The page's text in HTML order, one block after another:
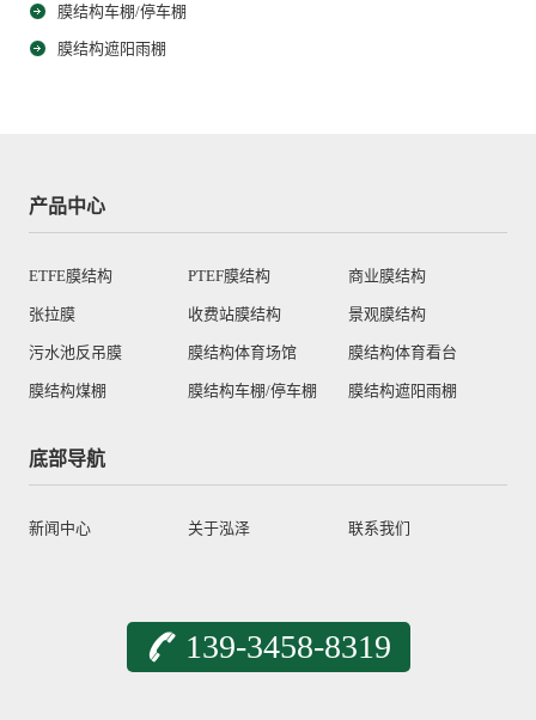
膜结构车棚/停车棚
膜结构遮阳雨棚
产品中心
ETFE膜结构 PTEF膜结构 商业膜结构
张拉膜 收费站膜结构 景观膜结构
污水池反吊膜 膜结构体育场馆 膜结构体育看台
膜结构煤棚 膜结构车棚/停车棚 膜结构遮阳雨棚
底部导航
新闻中心 关于泓泽 联系我们
139-3458-8319